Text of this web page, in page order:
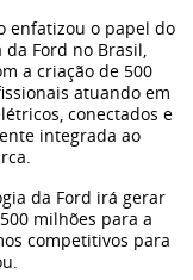
enfatizou o papel do
Ford no Brasil,
a criação de 500
atuando em
conectados e
integrada ao
da Ford irá gerar
milhões para a
competitivos para